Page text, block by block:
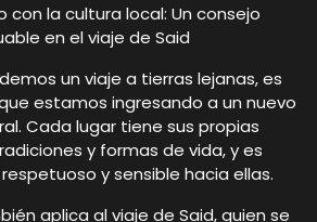
con la cultura local: Un consejo
en el viaje de Said
un viaje a tierras lejanas, es
estamos ingresando a un nuevo
Cada lugar tiene sus propias
y formas de vida, y es
y sensible hacia ellas.
aplica al viaje de Said, quien se